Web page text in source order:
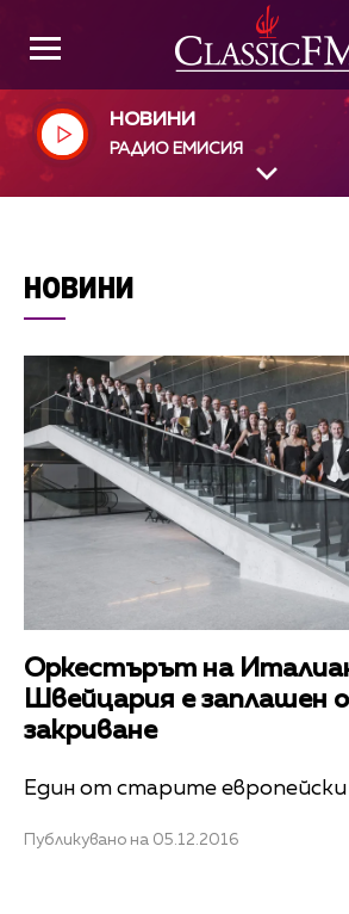
НОВИНИ
РАДИО ЕМИСИЯ
НОВИНИ
Оркестърът на
Швейцария е заплашен
закриване
Един от старите
Публикувано на 05.12.2016